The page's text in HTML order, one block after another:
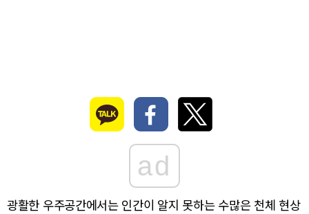
ad
광활한 우주공간에서는 인간이 알지 못하는 수많은 천체 현상